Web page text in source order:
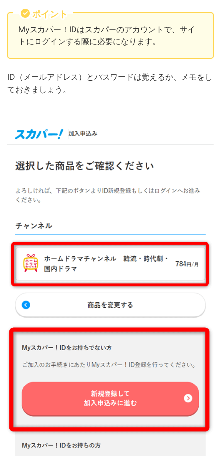
ポイント
Myスカパー！IDはスカパーのアカウントで、サイ
トにログインする際に必要になります。
ID（メールアドレス）とパスワードは覚えるか、メモをし
ておきましょう。